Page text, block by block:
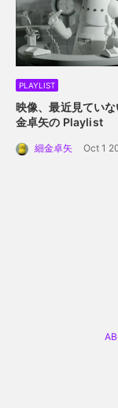
PLAYLIST
映像、最近見ていな
金卓矢の Playlist
細金卓矢 Oct 1